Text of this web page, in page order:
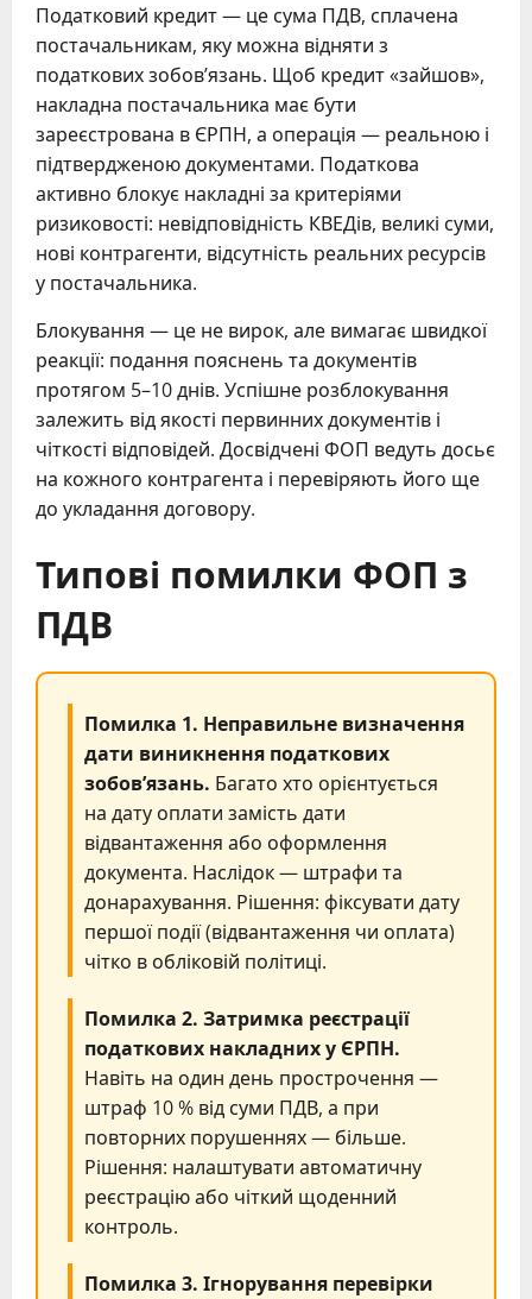
Податковий кредит — це сума ПДВ, сплачена
постачальникам, яку можна відняти з
податкових зобов’язань. Щоб кредит «зайшов»,
накладна постачальника має бути
зареєстрована в ЄРПН, а операція — реальною і
підтвердженою документами. Податкова
активно блокує накладні за критеріями
ризиковості: невідповідність КВЕДів, великі суми,
нові контрагенти, відсутність реальних ресурсів
у постачальника.
Блокування — це не вирок, але вимагає швидкої
реакції: подання пояснень та документів
протягом 5–10 днів. Успішне розблокування
залежить від якості первинних документів і
чіткості відповідей. Досвідчені ФОП ведуть досьє
на кожного контрагента і перевіряють його ще
до укладання договору.
Типові помилки ФОП з
ПДВ
Помилка 1. Неправильне визначення
дати виникнення податкових
зобов’язань. Багато хто орієнтується
на дату оплати замість дати
відвантаження або оформлення
документа. Наслідок — штрафи та
донарахування. Рішення: фіксувати дату
першої події (відвантаження чи оплата)
чітко в обліковій політиці.
Помилка 2. Затримка реєстрації
податкових накладних у ЄРПН.
Навіть на один день прострочення —
штраф 10 % від суми ПДВ, а при
повторних порушеннях — більше.
Рішення: налаштувати автоматичну
реєстрацію або чіткий щоденний
контроль.
Помилка 3. Ігнорування перевірки